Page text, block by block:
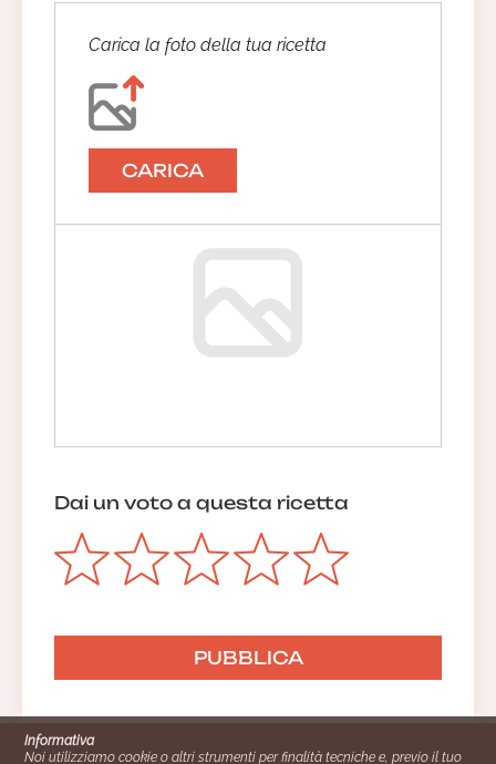
Carica la foto della tua ricetta
CARICA
Dai un voto a questa ricetta
Informativa
Noi utilizziamo cookie o altri strumenti per finalità tecniche e, previo il tuo